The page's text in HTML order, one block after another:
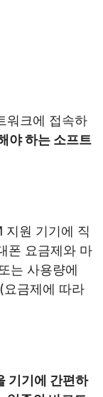
워크에 접속하
야 하는 소프트
지원 기기에 직
폰 요금제와 마
는 사용량에
금제에 따라
기기에 간편하